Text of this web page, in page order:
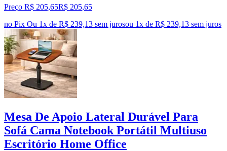
Preço R$ 205,65R$ 205,65
no Pix Ou 1x de R$ 239,13 sem jurosou 1x de R$ 239,13 sem juros
Mesa De Apoio Lateral Durável Para
Sofá Cama Notebook Portátil Multiuso
Escritório Home Office